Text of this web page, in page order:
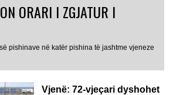
ORARI I ZGJATUR I
pishinave në katër pishina të jashtme vjeneze
Vjenë: 72-vjeçari dyshohet